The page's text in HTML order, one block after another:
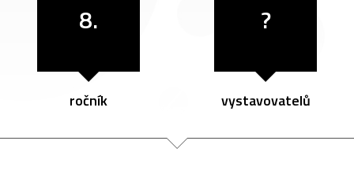
8.
ročník
?
vystavovatelů